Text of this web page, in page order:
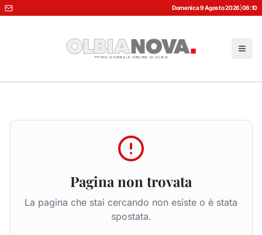
Domenica 9 Agosto 2026 08:10
Pagina non trovata
La pagina che stai cercando non esiste o è stata
spostata.